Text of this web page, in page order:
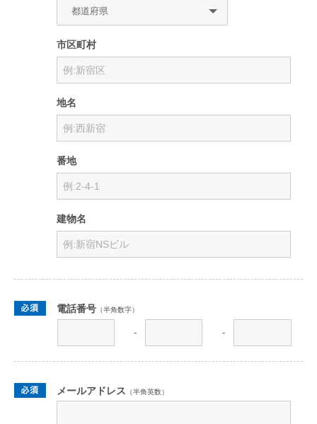
市区町村
地名
番地
建物名
電話番号 （半角数字）
- -
メールアドレス （半角英数）